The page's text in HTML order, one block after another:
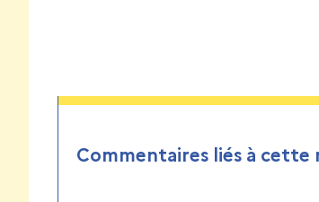
Commentaires liés à cette